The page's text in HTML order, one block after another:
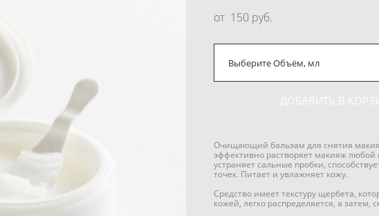
от 150 pуб.
Выберите Объём, мл
ДОБАВИТЬ В
Очищающий бальзам для снятия
эффективно растворяет макияж любой
устраняет сальные пробки,
точек. Питает и увлажняет кожу.
Средство имеет текстуру щербета,
кожей, легко распределяется, а затем,